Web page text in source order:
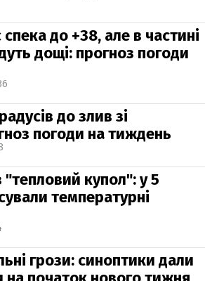
до +38, але в частині
дощі: прогноз погоди
до злив зі
погоди на тиждень
"тепловий купол": у 5
температурні
грози: синоптики дали